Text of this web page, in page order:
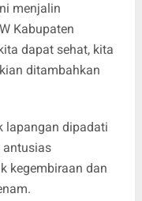
menjalin
Kabupaten
dapat sehat, kita
ditambahkan
lapangan dipadati
antusias
kegembiraan dan